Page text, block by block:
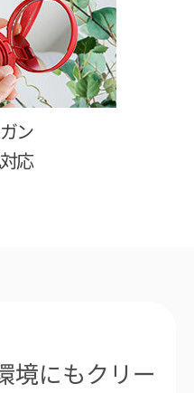
ン
応
境にもクリー